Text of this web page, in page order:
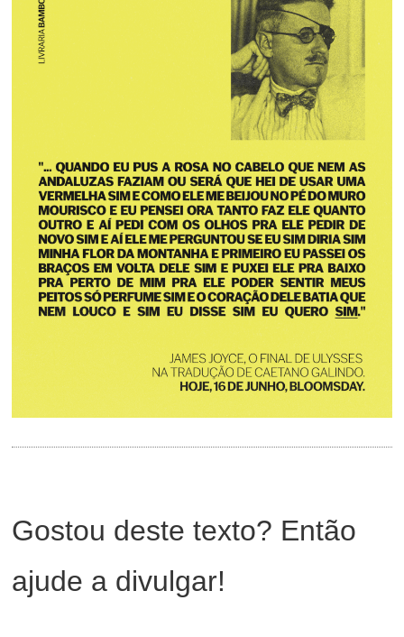
Gostou deste texto? Então
ajude a divulgar!